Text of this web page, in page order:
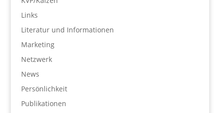
Links
Literatur und Informationen
Marketing
Netzwerk
News
Persönlichkeit
Publikationen